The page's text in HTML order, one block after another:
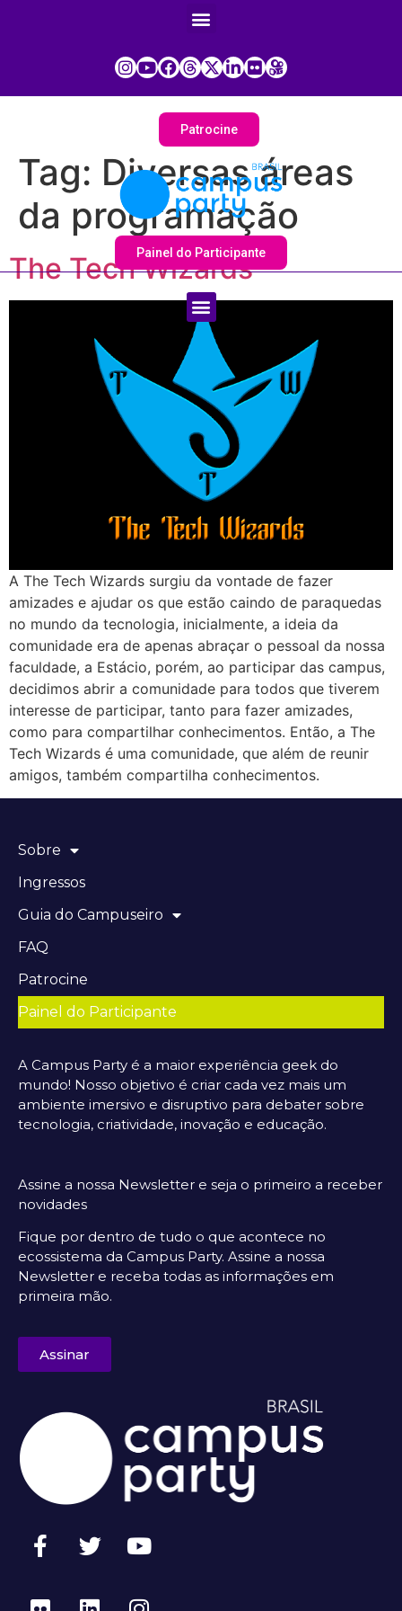
Patrocine
Painel do Participante
Tag: Diversas áreas
da programação
The Tech Wizards
A The Tech Wizards surgiu da vontade de fazer
amizades e ajudar os que estão caindo de paraquedas
no mundo da tecnologia, inicialmente, a ideia da
comunidade era de apenas abraçar o pessoal da nossa
faculdade, a Estácio, porém, ao participar das campus,
decidimos abrir a comunidade para todos que tiverem
interesse de participar, tanto para fazer amizades,
como para compartilhar conhecimentos. Então, a The
Tech Wizards é uma comunidade, que além de reunir
amigos, também compartilha conhecimentos.
Sobre
Ingressos
Guia do Campuseiro
FAQ
Patrocine
Painel do Participante
A Campus Party é a maior experiência geek do
mundo! Nosso objetivo é criar cada vez mais um
ambiente imersivo e disruptivo para debater sobre
tecnologia, criatividade, inovação e educação.
Assine a nossa Newsletter e seja o primeiro a receber
novidades
Fique por dentro de tudo o que acontece no
ecossistema da Campus Party. Assine a nossa
Newsletter e receba todas as informações em
primeira mão.
Assinar